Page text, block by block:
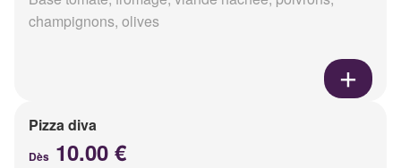
champignons, olives
Pizza diva
Dès 10.00 €